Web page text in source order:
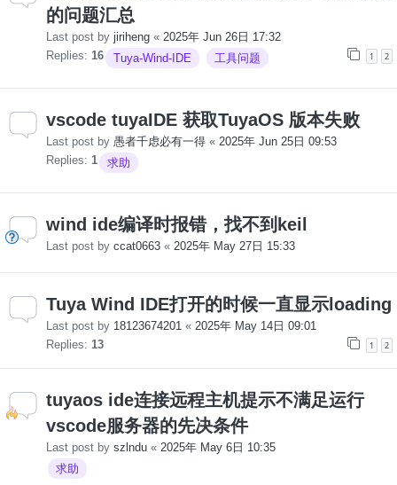
的问题汇总
Last post by jiriheng « 2025年 Jun 26日 17:32
Replies: 16 1 2
Tuya-Wind-IDE 工具问题
vscode tuyaIDE 获取TuyaOS 版本失败
Last post by 愚者千虑必有一得 « 2025年 Jun 25日 09:53
Replies: 1 求助
wind ide编译时报错，找不到keil
Last post by ccat0663 « 2025年 May 27日 15:33
Tuya Wind IDE打开的时候一直显示loading
Last post by 18123674201 « 2025年 May 14日 09:01
Replies: 13 1 2
tuyaos ide连接远程主机提示不满足运行
vscode服务器的先决条件
Last post by szlndu « 2025年 May 6日 10:35
求助